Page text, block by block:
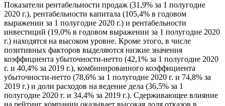
Показатели рентабельности продаж (31,9% за 1 полугодие
2020 г.), рентабельности капитала (105,4% в годовом
выражении за 1 полугодие 2020 г.) и рентабельности
инвестиций (19,0% в годовом выражении за 1 полугодие 2020
г.) находятся на высоком уровне. Кроме этого, в числе
позитивных факторов выделяются низкие значения
коэффициента убыточности-нетто (42,1% за 1 полугодие 2020
г. и 40,4% за 2019 г.), комбинированного коэффициента
убыточности-нетто (78,6% за 1 полугодие 2020 г. и 74,8% за
2019 г.) и доли расходов на ведение дела (36,5% за 1
полугодие 2020 г. и 34,4% за 2019 г.). Сдерживающее влияние